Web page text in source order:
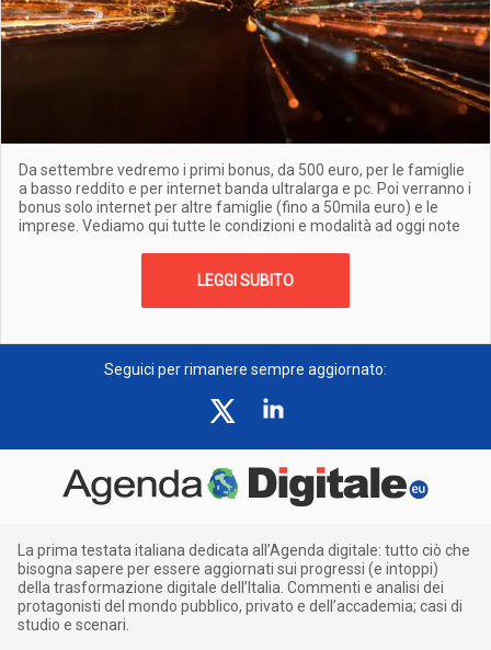
Da settembre vedremo i primi bonus, da 500 euro, per le famiglie
a basso reddito e per internet banda ultralarga e pc. Poi verranno i
bonus solo internet per altre famiglie (fino a 50mila euro) e le
imprese. Vediamo qui tutte le condizioni e modalità ad oggi note
LEGGI SUBITO
Seguici per rimanere sempre aggiornato:
La prima testata italiana dedicata all’Agenda digitale: tutto ciò che
bisogna sapere per essere aggiornati sui progressi (e intoppi)
della trasformazione digitale dell’Italia. Commenti e analisi dei
protagonisti del mondo pubblico, privato e dell’accademia; casi di
studio e scenari.